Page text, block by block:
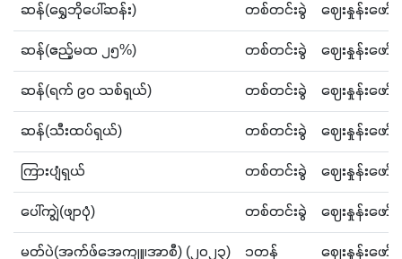
ဆန်(ရွှေဘိုပေါ်ဆန်း) တစ်တင်းခွဲ ဈေးနှုန်းဖေ
ဆန်(ဧည့်မထ ၂၅%) တစ်တင်းခွဲ ဈေးနှုန်းဖေ
ဆန်(ရက် ၉၀ သစ်ရှယ်) တစ်တင်းခွဲ ဈေးနှုန်းဖေ
ဆန်(သီးထပ်ရှယ်) တစ်တင်းခွဲ ဈေးနှုန်းဖေ
ကြားပျံရှယ် တစ်တင်းခွဲ ဈေးနှုန်းဖေ
ပေါ်ကျွဲ(ဖျာပုံ) တစ်တင်းခွဲ ဈေးနှုန်းဖေ
မတ်ပဲ(အက်ဖ်အေကျူ၊အာစီ) (၂၀၂၃) ၁တန် ဈေးနှုန်းဖေ